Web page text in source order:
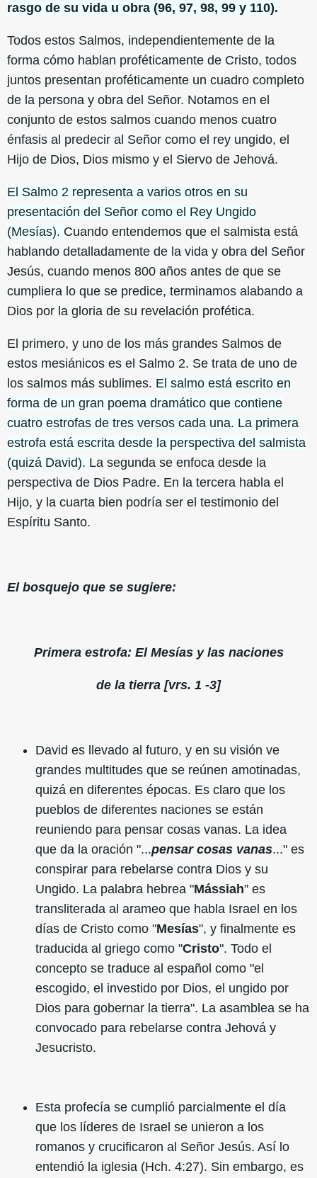
rasgo de su vida u obra (96, 97, 98, 99 y 110).
Todos estos Salmos, independientemente de la
forma cómo hablan proféticamente de Cristo, todos
juntos presentan proféticamente un cuadro completo
de la persona y obra del Señor. Notamos en el
conjunto de estos salmos cuando menos cuatro
énfasis al predecir al Señor como el rey ungido, el
Hijo de Dios, Dios mismo y el Siervo de Jehová.
El Salmo 2 representa a varios otros en su
presentación del Señor como el Rey Ungido
(Mesías). Cuando entendemos que el salmista está
hablando detalladamente de la vida y obra del Señor
Jesús, cuando menos 800 años antes de que se
cumpliera lo que se predice, terminamos alabando a
Dios por la gloria de su revelación profética.
El primero, y uno de los más grandes Salmos de
estos mesiánicos es el Salmo 2. Se trata de uno de
los salmos más sublimes. El salmo está escrito en
forma de un gran poema dramático que contiene
cuatro estrofas de tres versos cada una. La primera
estrofa está escrita desde la perspectiva del salmista
(quizá David). La segunda se enfoca desde la
perspectiva de Dios Padre. En la tercera habla el
Hijo, y la cuarta bien podría ser el testimonio del
Espíritu Santo.
El bosquejo que se sugiere:
Primera estrofa: El Mesías y las naciones
de la tierra [vrs. 1 -3]
David es llevado al futuro, y en su visión ve
grandes multitudes que se reúnen amotinadas,
quizá en diferentes épocas. Es claro que los
pueblos de diferentes naciones se están
reuniendo para pensar cosas vanas. La idea
que da la oración "...pensar cosas vanas..." es
conspirar para rebelarse contra Dios y su
Ungido. La palabra hebrea "Mássiah" es
transliterada al arameo que habla Israel en los
días de Cristo como "Mesías", y finalmente es
traducida al griego como "Cristo". Todo el
concepto se traduce al español como "el
escogido, el investido por Dios, el ungido por
Dios para gobernar la tierra". La asamblea se ha
convocado para rebelarse contra Jehová y
Jesucristo.
Esta profecía se cumplió parcialmente el día
que los líderes de Israel se unieron a los
romanos y crucificaron al Señor Jesús. Así lo
entendió la iglesia (Hch. 4:27). Sin embargo, es